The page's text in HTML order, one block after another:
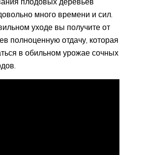
много времени и сил.
уходе вы получите от
полноценную отдачу, которая
в обильном урожае сочных